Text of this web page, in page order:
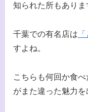
知られた所もありま
千葉での有名店は
すよね。
こちらも何回か食
がまた違った魅力を